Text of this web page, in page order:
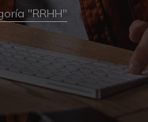
"RRHH"